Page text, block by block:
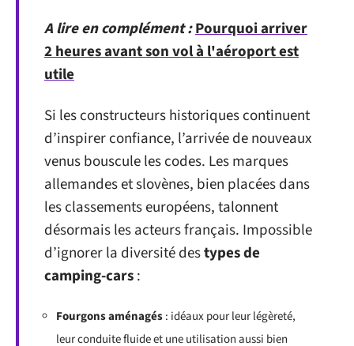
A lire en complément :Pourquoi arriver
2 heures avant son vol à l'aéroport est
utile
Si les constructeurs historiques continuent
d’inspirer confiance, l’arrivée de nouveaux
venus bouscule les codes. Les marques
allemandes et slovènes, bien placées dans
les classements européens, talonnent
désormais les acteurs français. Impossible
d’ignorer la diversité destypes de
camping-cars:
Fourgons aménagés: idéaux pour leur légèreté,
leur conduite fluide et une utilisation aussi bien